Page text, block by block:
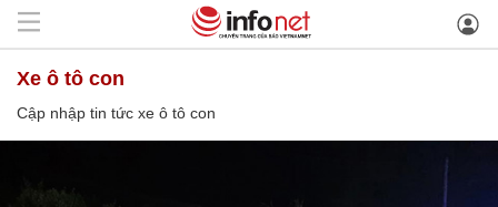
xe ô tô con
Cập nhập tin tức xe ô tô con